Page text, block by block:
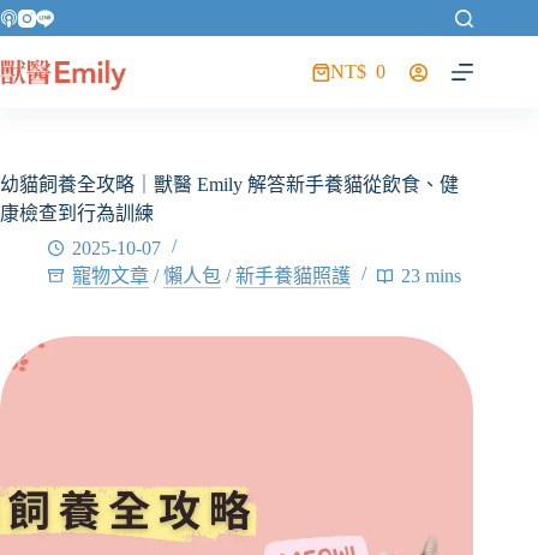
NT$ 0
幼貓飼養全攻略｜獸醫 Emily 解答新手養貓從飲食、健
康檢查到行為訓練
2025-10-07
寵物文章 /懶人包 /新手養貓照護 23 mins